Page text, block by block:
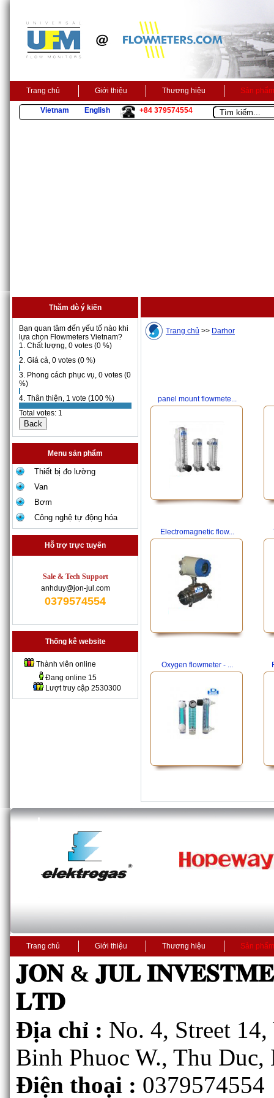
Trang chủ Giới thiệu Thương hiệu Sản phẩm
Vietnam English +84 379574554
Thăm dò ý kiến
Bạn quan tâm đến yếu tố nào khi
lựa chọn Flowmeters Vietnam?
1. Chất lượng, 0 votes (0 %)
2. Giá cả, 0 votes (0 %)
3. Phong cách phục vụ, 0 votes (0
%)
4. Thân thiện, 1 vote (100 %)
Total votes: 1
Menu sản phẩm
Thiết bị đo lường
Van
Bơm
Công nghệ tự động hóa
Hỗ trợ trực tuyến
Sale & Tech Support
anhduy@jon-jul.com
0379574554
Thống kê website
Thành viên online
Đang online 15
Lượt truy cập 2530300
Trang chủ >> Darhor
panel mount flowmete...
Electromagnetic flow...
Oxygen flowmeter - ...
Trang chủ Giới thiệu Thương hiệu Sản phẩm
𝐉𝐎𝐍 & 𝐉𝐔𝐋
𝐋𝐓𝐃
Địa chỉ : No. 4, Street
Binh Phuoc W., Thu
Điện thoại : 0379574554